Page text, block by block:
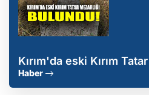
Kırım'da eski Kırım
Haber